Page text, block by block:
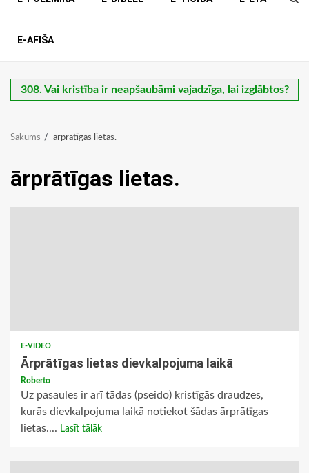
E-AFIŠA
308. Vai kristība ir neapšaubāmi vajadzīga, lai izglābtos?
Sākums ārprātīgas lietas.
ārprātīgas lietas.
E-VIDEO
Ārprātīgas lietas dievkalpojuma laikā
Roberto
Uz pasaules ir arī tādas (pseido) kristīgās draudzes,
kurās dievkalpojuma laikā notiekot šādas ārprātīgas
lietas.... Lasīt tālāk